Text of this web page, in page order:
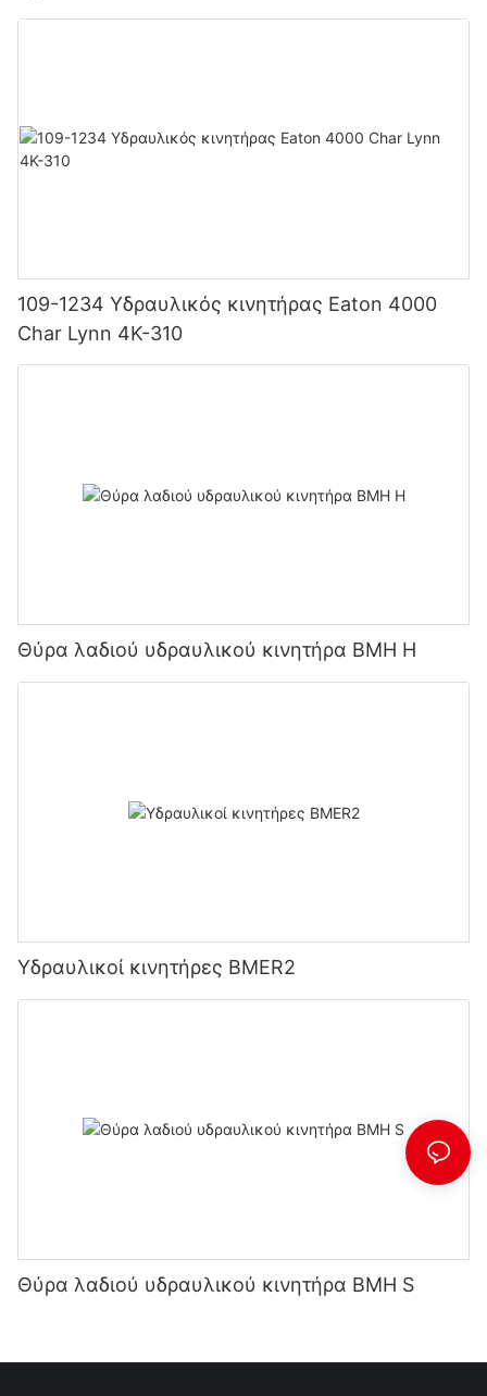
109-1234 Υδραυλικός κινητήρας Eaton 4000
Char Lynn 4K-310
Θύρα λαδιού υδραυλικού κινητήρα BMH H
Υδραυλικοί κινητήρες BMER2
Θύρα λαδιού υδραυλικού κινητήρα BMH S